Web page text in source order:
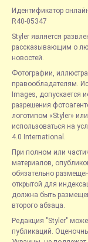
Идентификатор
R40-05347
Styler является
рассказывающим о
новостей.
Фотографии,
правообладателям.
Images, допускается
разрешения
логотипом «Styler»
использоваться на
4.0 International.
При полном или
материалов,
обязательно
открытой для
должна быть
второго абзаца.
Редакция "Styler"
публикаций.